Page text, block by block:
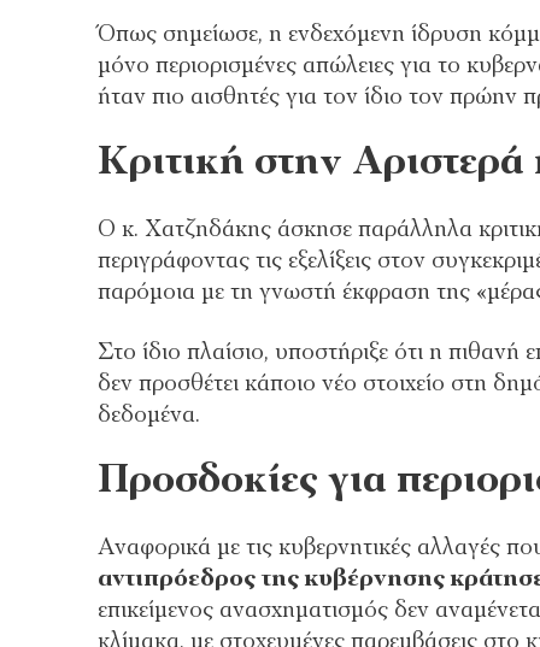
Όπως σημείωσε, η ενδεχόμενη ίδρυση
μόνο περιορισμένες απώλειες για το
ήταν πιο αισθητές για τον ίδιο τον πρώην
Κριτική στην
Ο κ. Χατζηδάκης άσκησε παράλληλα
περιγράφοντας τις εξελίξεις στον
παρόμοια με τη γνωστή έκφραση της
Στο ίδιο πλαίσιο, υποστήριξε ότι η
δεν προσθέτει κάποιο νέο στοιχείο στη
δεδομένα.
Προσδοκίες για
Αναφορικά με τις κυβερνητικές αλλαγές
αντιπρόεδρος της κυβέρνησης
επικείμενος ανασχηματισμός δεν
κλίμακα, με στοχευμένες παρεμβάσεις στο